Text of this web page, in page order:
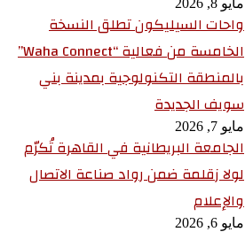
مايو 8, 2026
واحات السيليكون تطلق النسخة
الخامسة من فعالية “Waha Connect”
بالمنطقة التكنولوجية بمدينة بني
سويف الجديدة
مايو 7, 2026
الجامعة البريطانية في القاهرة تُكرّم
لولا زقلمة ضمن رواد صناعة الاتصال
والإعلام
مايو 6, 2026